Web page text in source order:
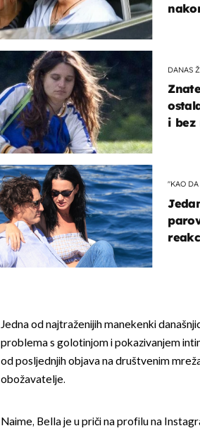
DANAS
i bez
"KAO
Jedna od najtraženijih manekenki
problema s golotinjom i pokazivanjem
od posljednjih objava na društvenim
obožavatelje.
Naime, Bella je u priči na profilu na